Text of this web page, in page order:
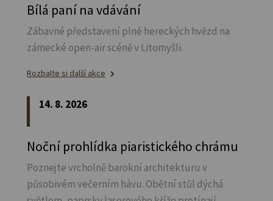
Bílá paní na vdávání
Zábavné představení plné hereckých hvězd na
zámecké open-air scéně v Litomyšli.
Rozbalte si další akce
14. 8. 2026
Noční prohlídka piaristického chrámu
Poznejte vrcholně barokní architekturu v
působivém večerním hávu. Obětní stůl dýchá